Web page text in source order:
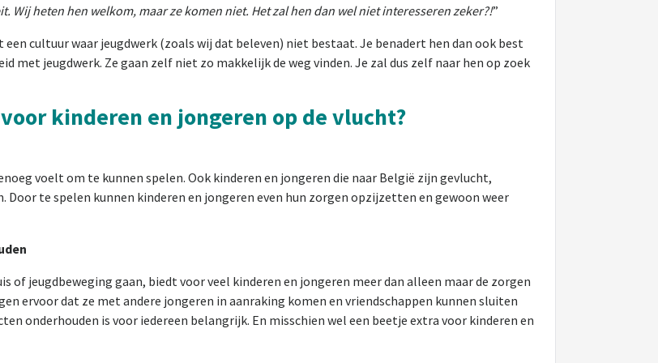
Wij heten hen welkom, maar ze komen niet. Het zal hen dan wel niet interesseren zeker?!”
cultuur waar jeugdwerk (zoals wij dat beleven) niet bestaat. Je benadert hen dan ook best
met jeugdwerk. Ze gaan zelf niet zo makkelijk de weg vinden. Je zal dus zelf naar hen op zoek
kinderen en jongeren op de vlucht?
voelt om te kunnen spelen. Ook kinderen en jongeren die naar België zijn gevlucht,
te spelen kunnen kinderen en jongeren even hun zorgen opzijzetten en gewoon weer
of jeugdbeweging gaan, biedt voor veel kinderen en jongeren meer dan alleen maar de zorgen
ervoor dat ze met andere jongeren in aanraking komen en vriendschappen kunnen sluiten
onderhouden is voor iedereen belangrijk. En misschien wel een beetje extra voor kinderen en